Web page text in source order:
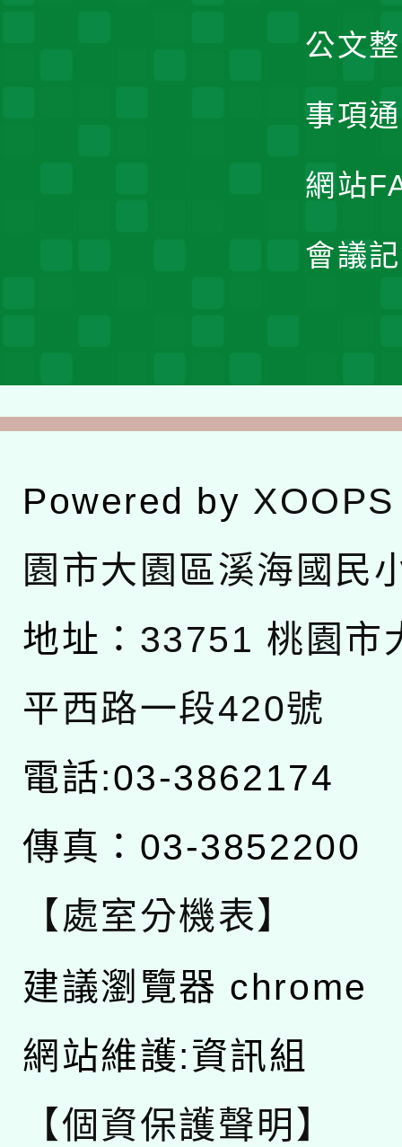
公文
事項
網站
會議
Powered by XOOPS
園市大園區溪海國民
地址： 33751 桃園市
平西路一段420號
電話:03-3862174
傳真：03-3852200
【處室分機表】
建議瀏覽器 chrome
網站維護:資訊組
【個資保護聲明】